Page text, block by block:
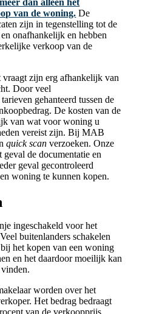
dan alleen het
van de woning. De
zijn in tegenstelling tot de
onafhankelijk en hebben
verkoop van de
vraagt zijn erg afhankelijk van
Door veel
gehanteerd tussen de
De kosten van de
van wat voor woning u
vereist zijn. Bij MAB
quick scanverzoeken. Onze
geval de documentatie en
geval gecontroleerd
woning te kunnen kopen.
ingeschakeld voor het
buitenlanders schakelen
het kopen van een woning
en het daardoor moeilijk kan
worden over het
Het bedrag bedraagt
van de verkoopprijs.